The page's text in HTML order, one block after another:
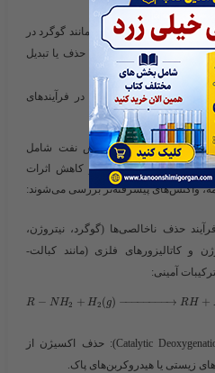
با اتم‌های غیرکربنی (مانند گوگرد در
ترکیبات در پالایش نیاز به حذف یا تبدیل
(نیکل، وانادیوم) که در فرآیندهای
کنند.
نفتفرآیندهای پالایش نفت شامل
محصولات باکیفیت و کاهش اثرات
واکنش‌های پیشرفته‌تر بررسی می‌شوند:
حذف ناخالصی‌ها (گوگرد، نیتروژن،
و کاتالیزورهای فلزی (مانند کبالت-
آمینی:
R − NH2 + H2 (g) − →
−−−−−−− RH +
: حذف اکسیژن از
زیستی یا هیدروکربن‌های پاک.